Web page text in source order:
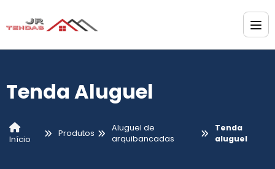
Tenda Aluguel
Início
Produtos
Aluguel de
arquibancadas
Tenda
aluguel